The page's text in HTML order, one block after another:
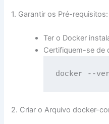
1. Garantir os Pré-requisitos:
Ter o Docker
Certifiquem-se de
docker --
2. Criar o Arquivo docker-